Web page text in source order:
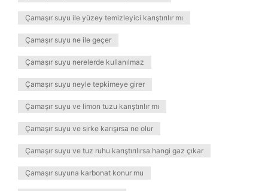
Çamaşır suyu ile yüzey temizleyici karıştırılır mı
Çamaşır suyu ne ile geçer
Çamaşır suyu nerelerde kullanılmaz
Çamaşır suyu neyle tepkimeye girer
Çamaşır suyu ve limon tuzu karıştırılır mı
Çamaşır suyu ve sirke karışırsa ne olur
Çamaşır suyu ve tuz ruhu karıştırılırsa hangi gaz çıkar
Çamaşır suyuna karbonat konur mu